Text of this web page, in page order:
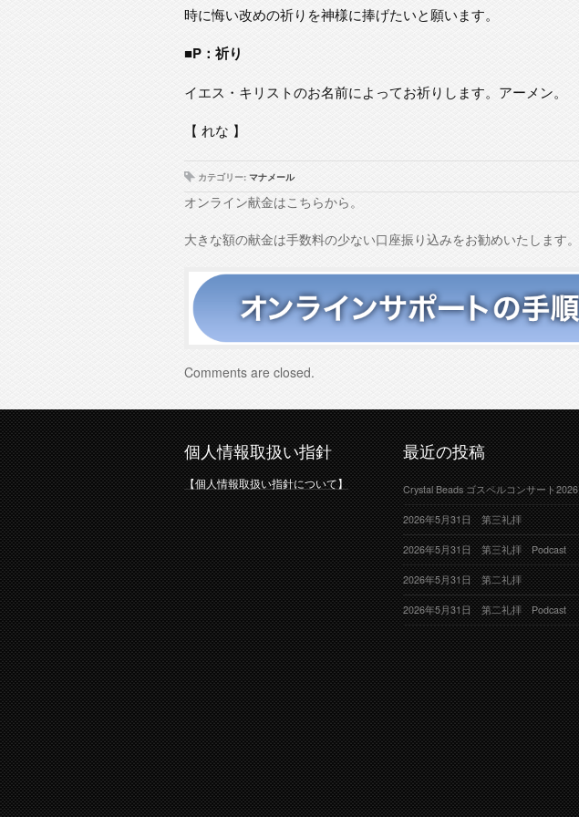
時に悔い改めの祈りを神様に捧げたいと願います。
■P：祈り
イエス・キリストのお名前によってお祈りします。アーメン。
【 れな 】
カテゴリー: マナメール
オンライン献金はこちらから。
大きな額の献金は手数料の少ない口座振り込みをお勧めいたします。
Comments are closed.
個人情報取扱い指針
【個人情報取扱い指針について】
最近の投稿
Crystal Beads ゴスペルコンサート2026
2026年5月31日 第三礼拝
2026年5月31日 第三礼拝 Podcast
2026年5月31日 第二礼拝
2026年5月31日 第二礼拝 Podcast